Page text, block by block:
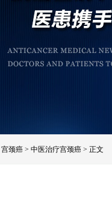
宫颈癌> 中医治疗宫颈癌> 正文